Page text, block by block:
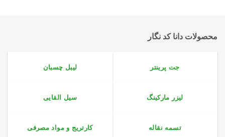
محصولات دانا کد نگار
جت پرینتر لیبل چسبان
لیزر مارکینگ سیل القایی
تسمه نقاله کارتریج و مواد مصرفی